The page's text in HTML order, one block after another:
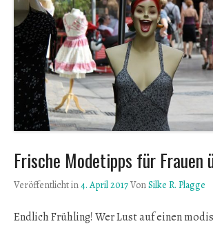
Frische Modetipps für Frauen
Veröffentlicht in4. April 2017VonSilke R. Plagge
Endlich Frühling! Wer Lust auf einen